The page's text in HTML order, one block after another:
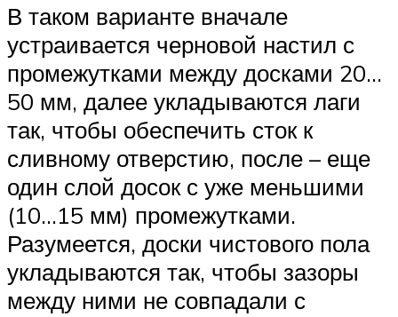
В таком варианте вначале
устраивается черновой настил с
промежутками между досками 20…
50 мм, далее укладываются лаги
так, чтобы обеспечить сток к
сливному отверстию, после – еще
один слой досок с уже меньшими
(10…15 мм) промежутками.
Разумеется, доски чистового пола
укладываются так, чтобы зазоры
между ними не совпадали с